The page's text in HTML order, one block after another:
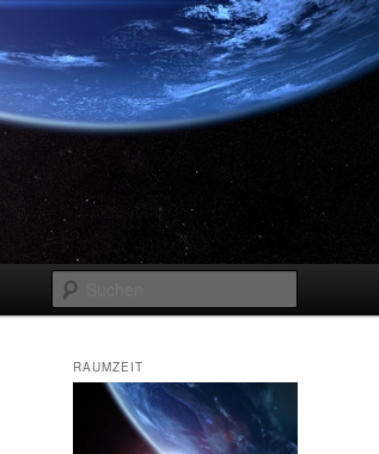
u
RAUMZEIT